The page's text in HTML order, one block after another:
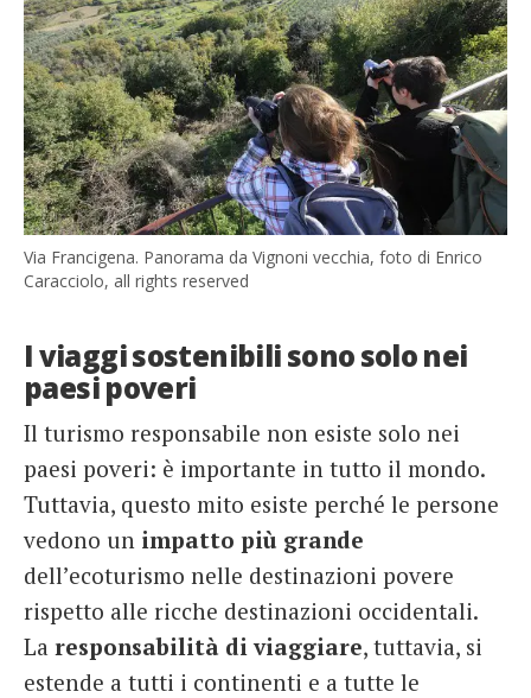
Via Francigena. Panorama da Vignoni vecchia, foto di Enrico
Caracciolo, all rights reserved
I viaggi sostenibili sono solo nei
paesi poveri
Il turismo responsabile non esiste solo nei
paesi poveri: è importante in tutto il mondo.
Tuttavia, questo mito esiste perché le persone
vedono un impatto più grande
dell’ecoturismo nelle destinazioni povere
rispetto alle ricche destinazioni occidentali.
La responsabilità di viaggiare, tuttavia, si
estende a tutti i continenti e a tutte le